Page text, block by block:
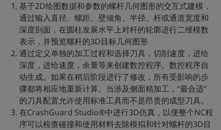
基于2D绘图数据和参数的螺杆几何图形的交互式建模，
通过输入直径、螺距、壁倾角、半径、杆或通道宽度和
深度剖面，在圆柱发展水平上对杆的轮廓进行二维模数
表示，并预览螺杆的3D目标几何图形
通过定义单独的加工过程和选择刀具，切削速度，进给
深度，进给速度，余量等来创建数控程序。数控程序自
动生成。如果在稍后阶段进行了修改，所有受影响的步
骤都将相应地重新计算。当涉及侧面精加工，“最合适”
的刀具配置允许使用标准工具而不是昂贵的成型刀具。
在CrashGuard Studio®中进行3D仿真，以便整个NC程
序可以检查碰撞和使用材料去除模拟和针对螺杆的3D目